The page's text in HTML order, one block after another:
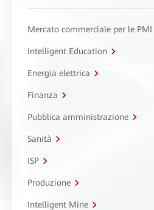
Mercato commerciale per le PMI
Intelligent Education
Energia elettrica
Finanza
Pubblica amministrazione
Sanità
ISP
Produzione
Intelligent Mine